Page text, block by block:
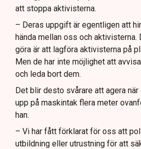
att stoppa aktivisterna.
– Deras uppgift är egentligen att
hända mellan oss och aktivisterna.
göra är att lagföra aktivisterna på
Men de har inte möjlighet att
och leda bort dem.
Det blir desto svårare att agera
upp på maskintak flera meter
han.
– Vi har fått förklarat för oss att
utbildning eller utrustning för att